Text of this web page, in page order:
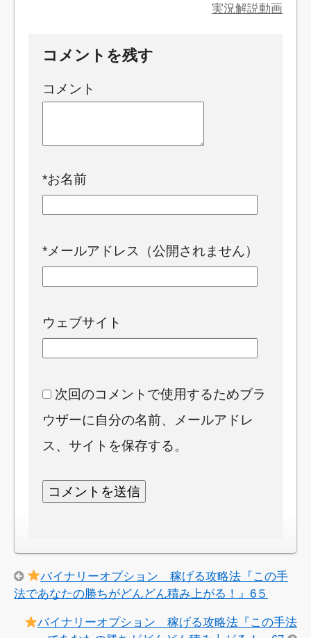
実況解説動画
コメントを残す
コメント
*お名前
*メールアドレス（公開されません）
ウェブサイト
次回のコメントで使用するためブラ
ウザーに自分の名前、メールアドレ
ス、サイトを保存する。
バイナリーオプション 稼げる攻略法『この手
法であなたの勝ちがどんどん積み上がる！』6５
バイナリーオプション 稼げる攻略法『この手法